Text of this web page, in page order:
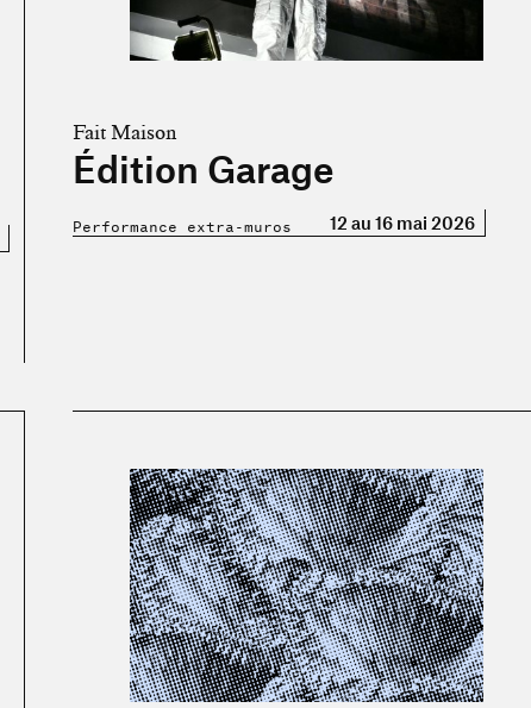
Édition Garage
Fait Maison
Performance extra-muros 12 au 16 mai 2026